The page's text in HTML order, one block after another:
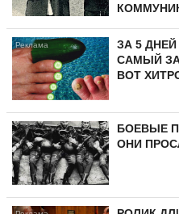
ЗА 5
САМЫЙ
ВОТ
БОЕВЫЕ
ОНИ